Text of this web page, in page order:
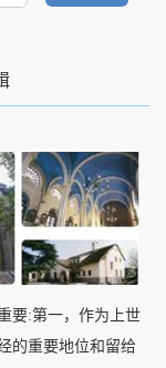
要:第一，作为上世
的重要地位和留给